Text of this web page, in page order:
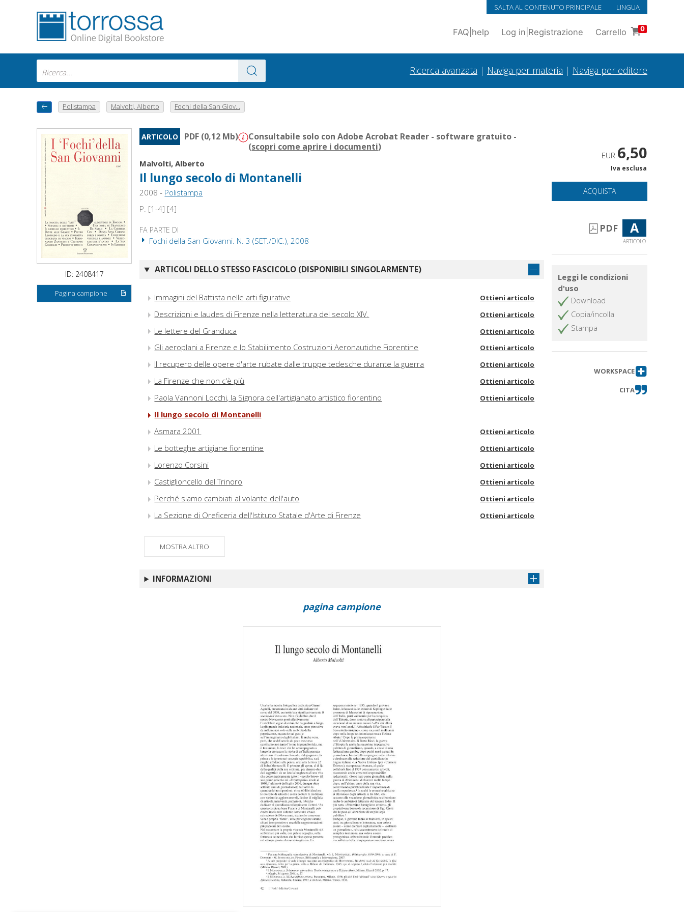
SALTA AL CONTENUTO PRINCIPALE LINGUA
FAQ help Log in Registrazione Carrello 0
Ricerca avanzata | Naviga per materia | Naviga per editore
Polistampa Malvolti, Alberto Fochi della San Giov...
ID: 2408417
Pagina campione
ARTICOLO PDF (0,12 Mb)
Consultabile solo con Adobe Acrobat Reader - software gratuito -
(scopri come aprire i documenti)
Malvolti, Alberto
Il lungo secolo di Montanelli
2008 - Polistampa
P. [1-4] [4]
FA PARTE DI
Fochi della San Giovanni. N. 3 (SET./DIC.), 2008
ARTICOLI DELLO STESSO FASCICOLO (DISPONIBILI SINGOLARMENTE)
Immagini del Battista nelle arti figurative Ottieni articolo
Descrizioni e laudes di Firenze nella letteratura del secolo XIV. Ottieni articolo
Le lettere del Granduca Ottieni articolo
Gli aeroplani a Firenze e lo Stabilimento Costruzioni Aeronautiche Fiorentine Ottieni articolo
Il recupero delle opere d'arte rubate dalle truppe tedesche durante la guerra Ottieni articolo
La Firenze che non c'è più Ottieni articolo
Paola Vannoni Locchi, la Signora dell'artigianato artistico fiorentino Ottieni articolo
Il lungo secolo di Montanelli
Asmara 2001
Ottieni articolo
Le botteghe artigiane fiorentine Ottieni articolo
Lorenzo Corsini Ottieni articolo
Castiglioncello del Trinoro Ottieni articolo
Perché siamo cambiati al volante dell'auto Ottieni articolo
La Sezione di Oreficeria dell'Istituto Statale d'Arte di Firenze Ottieni articolo
MOSTRA ALTRO
INFORMAZIONI
EUR 6,50
Iva esclusa
ACQUISTA
PDF A
ARTICOLO
Leggi le condizioni
d'uso
Download
Copia/incolla
Stampa
WORKSPACE
CITA
pagina campione